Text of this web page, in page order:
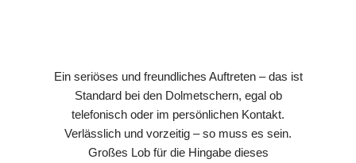
Ein seriöses und freundliches Auftreten – das ist
Standard bei den Dolmetschern, egal ob
telefonisch oder im persönlichen Kontakt.
Verlässlich und vorzeitig – so muss es sein.
Großes Lob für die Hingabe dieses